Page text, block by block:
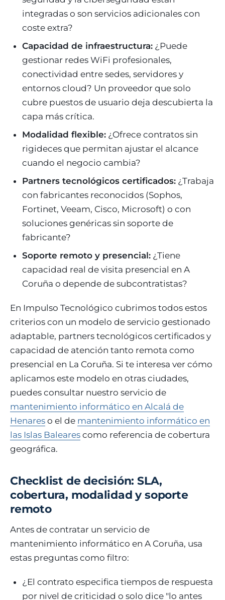
integradas o son servicios adicionales con
coste extra?
Capacidad de infraestructura: ¿Puede
gestionar redes WiFi profesionales,
conectividad entre sedes, servidores y
entornos cloud? Un proveedor que solo
cubre puestos de usuario deja descubierta la
capa más crítica.
Modalidad flexible: ¿Ofrece contratos sin
rigideces que permitan ajustar el alcance
cuando el negocio cambia?
Partners tecnológicos certificados: ¿Trabaja
con fabricantes reconocidos (Sophos,
Fortinet, Veeam, Cisco, Microsoft) o con
soluciones genéricas sin soporte de
fabricante?
Soporte remoto y presencial: ¿Tiene
capacidad real de visita presencial en A
Coruña o depende de subcontratistas?
En Impulso Tecnológico cubrimos todos estos
criterios con un modelo de servicio gestionado
adaptable, partners tecnológicos certificados y
capacidad de atención tanto remota como
presencial en La Coruña. Si te interesa ver cómo
aplicamos este modelo en otras ciudades,
puedes consultar nuestro servicio de
mantenimiento informático en Alcalá de
Henares o el de mantenimiento informático en
las Islas Baleares como referencia de cobertura
geográfica.
Checklist de decisión: SLA,
cobertura, modalidad y soporte
remoto
Antes de contratar un servicio de
mantenimiento informático en A Coruña, usa
estas preguntas como filtro:
¿El contrato especifica tiempos de respuesta
por nivel de criticidad o solo dice "lo antes